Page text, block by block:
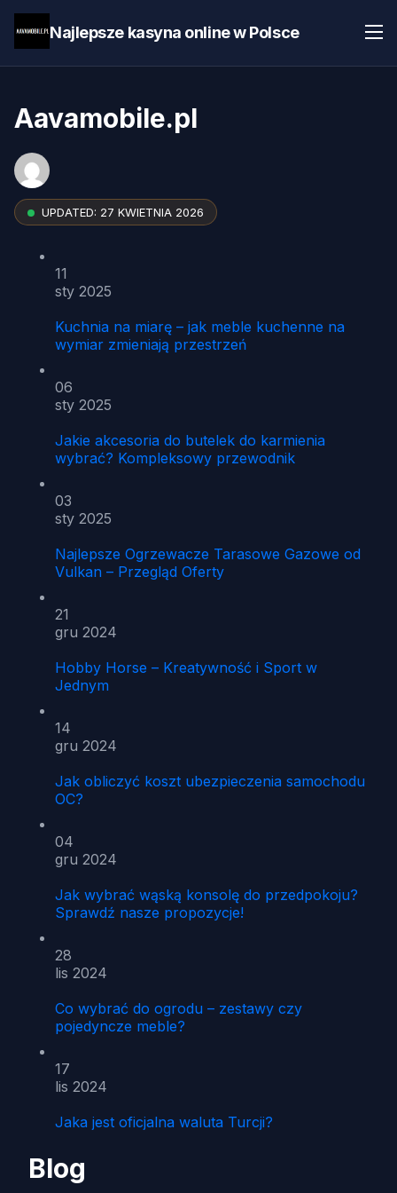
Najlepsze kasyna online w Polsce
Aavamobile.pl
UPDATED: 27 KWIETNIA 2026
11
sty 2025
Kuchnia na miarę – jak meble kuchenne na
wymiar zmieniają przestrzeń
06
sty 2025
Jakie akcesoria do butelek do karmienia
wybrać? Kompleksowy przewodnik
03
sty 2025
Najlepsze Ogrzewacze Tarasowe Gazowe od
Vulkan – Przegląd Oferty
21
gru 2024
Hobby Horse – Kreatywność i Sport w
Jednym
14
gru 2024
Jak obliczyć koszt ubezpieczenia samochodu
OC?
04
gru 2024
Jak wybrać wąską konsolę do przedpokoju?
Sprawdź nasze propozycje!
28
lis 2024
Co wybrać do ogrodu – zestawy czy
pojedyncze meble?
17
lis 2024
Jaka jest oficjalna waluta Turcji?
Blog